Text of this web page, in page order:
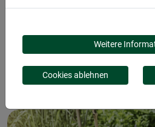
PRODUKTE
"VARIO"
Weitere
Cookies ablehnen